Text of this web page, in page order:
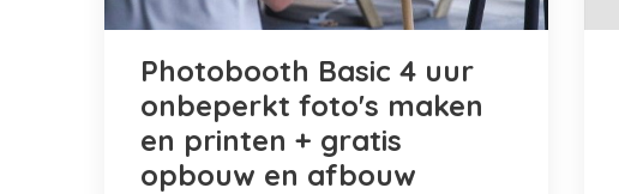
Photobooth Basic 4 uur
onbeperkt foto's maken
en printen + gratis
opbouw en afbouw